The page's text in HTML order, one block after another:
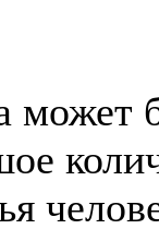
может